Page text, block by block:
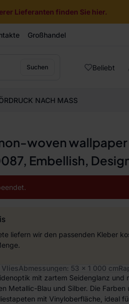
Lieferanten finden Sie hier.
Großhandel
Suchen Beliebt
DRUCK NACH MASS
woven wallpaper
Embellish,
liefern wir den passenden Kleber
Abmessungen: 53 x 1 000 cm
mit zartem Seidenglanz und
Metallic-Blau und Silber. Die
mit Vinyloberfläche, ideal